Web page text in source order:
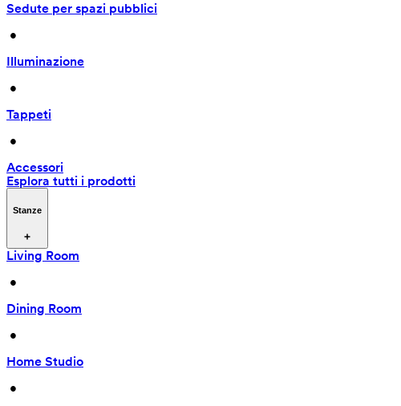
Sedute per spazi pubblici
•
Illuminazione
•
Tappeti
•
Accessori
Esplora tutti i prodotti
Stanze
Living Room
•
Dining Room
•
Home Studio
•